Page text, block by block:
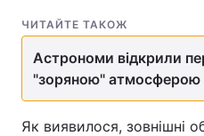
ЧИТАЙТЕ ТАКОЖ
Астрономи відкрили
"зоряною" атмосферою
Як виявилося, зовнішні